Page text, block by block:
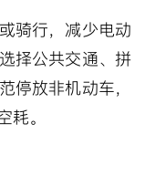
骑行，减少电动
择公共交通、拼
停放非机动车，
耗。